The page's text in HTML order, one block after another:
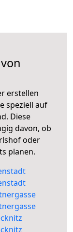
erstellen
speziell auf
Diese
davon, ob
oder
planen.